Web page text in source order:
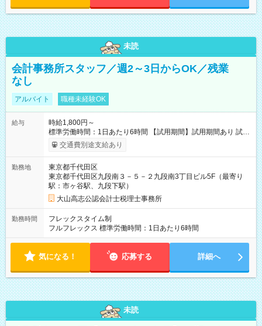
未読
会計事務所スタッフ／週2～3日からOK／残業
なし
アルバイト 職種未経験OK
給与
時給1,800円～
標準労働時間：1日あたり6時間 【試用期間】試用期間あり 試用
期間の長さ：3ヶ月 雇用形態、給与は本採用時と同じです。
交通費別途支給あり
勤務地
東京都千代田区
東京都千代田区九段南３－５－２九段南3丁目ビル5F（最寄り
駅：市ヶ谷駅、九段下駅）
大山高志公認会計士税理士事務所
勤務時間
フレックスタイム制
フルフレックス 標準労働時間：1日あたり6時間
気になる！ 応募する 詳細へ
未読